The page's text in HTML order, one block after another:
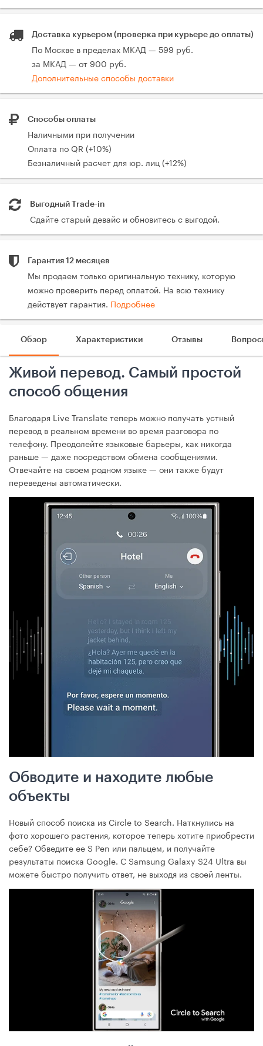
Доставка курьером (проверка при курьере до оплаты)
По Москве в пределах МКАД — 599 руб.
за МКАД — от 900 руб.
Дополнительные способы доставки
Способы оплаты
Наличными при получении
Оплата по QR (+10%)
Безналичный расчет для юр. лиц (+12%)
Выгодный Trade-in
Сдайте старый девайс и обновитесь с выгодой.
Гарантия 12 месяцев
Мы продаем только оригинальную технику, которую
можно проверить перед оплатой. На всю технику
действует гарантия. Подробнее
Обзор Характеристики Отзывы
Живой перевод. Самый простой
способ общения
Благодаря Live Translate теперь можно получать устный
перевод в реальном времени во время разговора по
телефону. Преодолейте языковые барьеры, как никогда
раньше — даже посредством обмена сообщениями.
Отвечайте на своем родном языке — они также будут
переведены автоматически.
Обводите и находите любые
объекты
Новый способ поиска из Circle to Search. Наткнулись на
фото хорошего растения, которое теперь хотите приобрести
себе? Обведите ее S Pen или пальцем, и получайте
результаты поиска Google. С Samsung Galaxy S24 Ultra вы
можете быстро получить ответ, не выходя из своей ленты.